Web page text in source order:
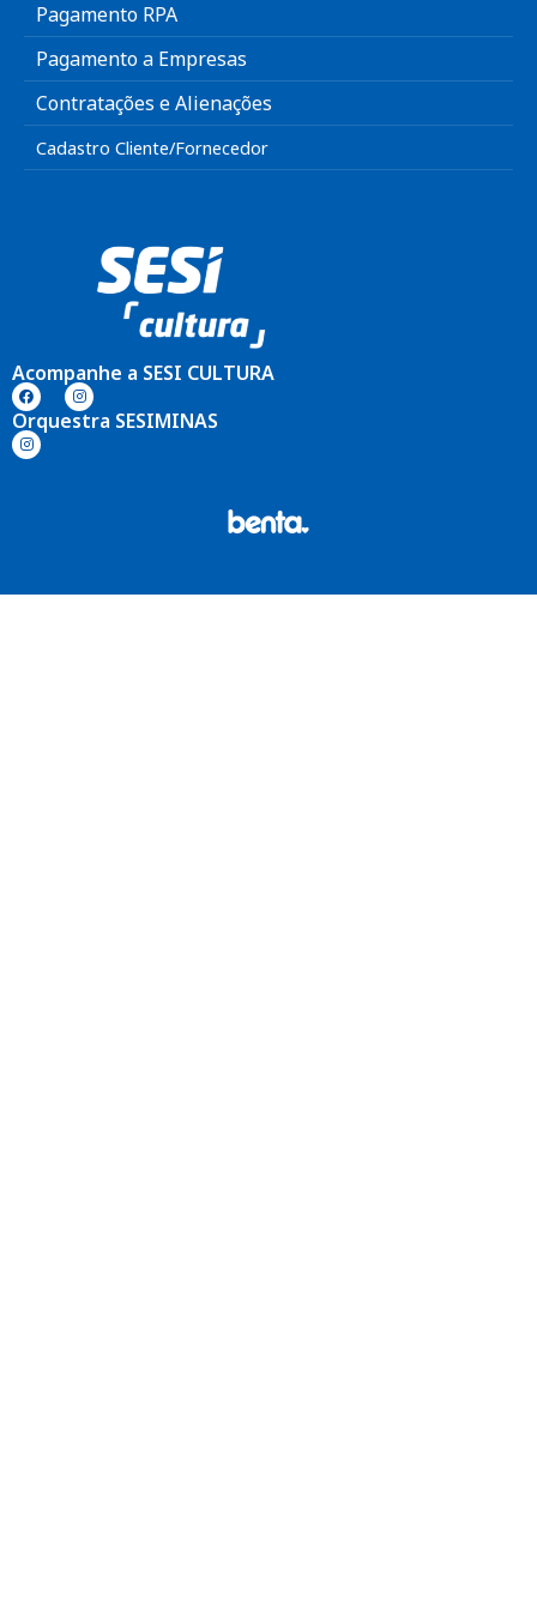
Pagamento RPA
Pagamento a Empresas
Contratações e Alienações
Cadastro Cliente/Fornecedor
Acompanhe a SESI CULTURA
Orquestra SESIMINAS